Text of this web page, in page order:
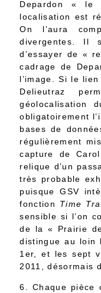
Depardon «
localisation est
On l’aura
divergentes. Il
d’essayer de «
cadrage de
l’image. Si le
Delieutraz
géolocalisation
obligatoirement
bases de
régulièrement
capture de
relique d’un
très probable
puisque GSV
fonction Time
sensible si l’on
de la « Prairie
distingue au loin
1er, et les sept
2011, désormais
6. Chaque pièce